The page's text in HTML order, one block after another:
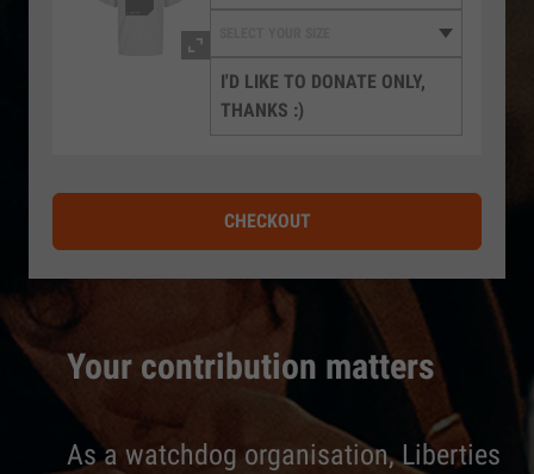
Your contribution matters
As a watchdog organisation, Liberties
I'D LIKE TO DONATE ONLY,
THANKS :)
CHECKOUT